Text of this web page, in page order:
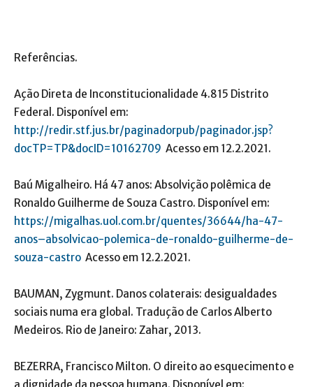
Referências.
Ação Direta de Inconstitucionalidade 4.815 Distrito
Federal. Disponível em:
http://redir.stf.jus.br/paginadorpub/paginador.jsp?
docTP=TP&docID=10162709 Acesso em 12.2.2021.
Baú Migalheiro. Há 47 anos: Absolvição polêmica de
Ronaldo Guilherme de Souza Castro. Disponível em:
https://migalhas.uol.com.br/quentes/36644/ha-47-
anos–absolvicao-polemica-de-ronaldo-guilherme-de-
souza-castro Acesso em 12.2.2021.
BAUMAN, Zygmunt. Danos colaterais: desigualdades
sociais numa era global. Tradução de Carlos Alberto
Medeiros. Rio de Janeiro: Zahar, 2013.
BEZERRA, Francisco Milton. O direito ao esquecimento e